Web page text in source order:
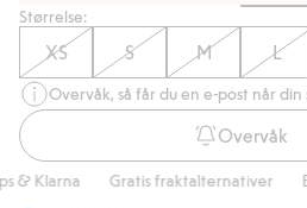
Størrelse:
XS S M L
Overvåk, så får du en e-post når
Overvåk
Klarna Gratis fraktalternativer